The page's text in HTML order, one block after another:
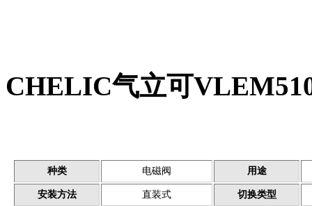
CHELIC气立可
种类 电磁阀 用途
安装方法 直装式 切换类型